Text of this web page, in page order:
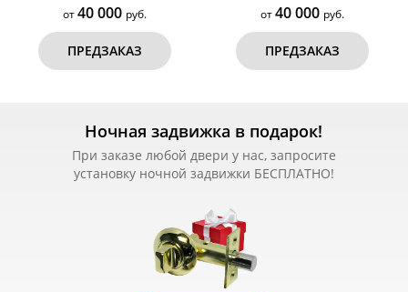
от40 000 руб.
ПРЕДЗАКАЗ
от40 000 руб.
ПРЕДЗАКАЗ
Ночная задвижка в подарок!
При заказе любой двери у нас, запросите
установку ночной задвижки БЕСПЛАТНО!